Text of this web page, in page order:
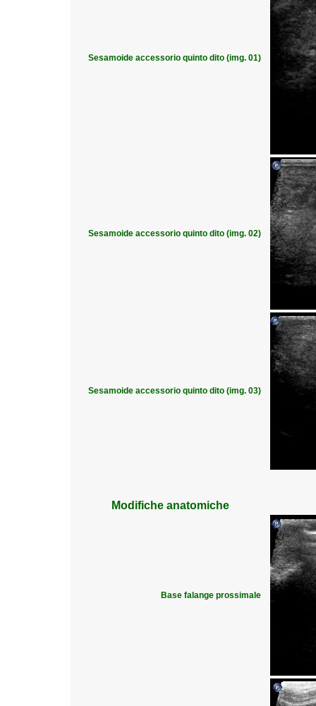
Sesamoide accessorio quinto dito (img. 01)
Sesamoide accessorio quinto dito (img. 02)
Sesamoide accessorio quinto dito (img. 03)
Modifiche anatomiche
Base falange prossimale